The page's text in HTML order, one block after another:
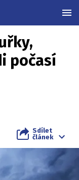
počasí
Sdílet
článek